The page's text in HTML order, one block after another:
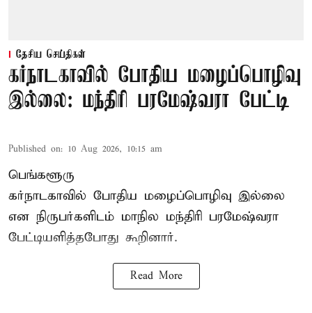
தேசிய செய்திகள்
கர்நாடகாவில் போதிய மழைப்பொழிவு
இல்லை: மந்திரி பரமேஷ்வரா பேட்டி
Published on: 10 Aug 2026, 10:15 am
பெங்களூரு
கர்நாடகாவில் போதிய மழைப்பொழிவு இல்லை
என நிருபர்களிடம் மாநில மந்திரி பரமேஷ்வரா
பேட்டியளித்தபோது கூறினார்.
Read More